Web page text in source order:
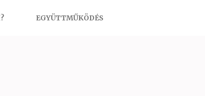
EGYÜTTMŰKÖDÉS